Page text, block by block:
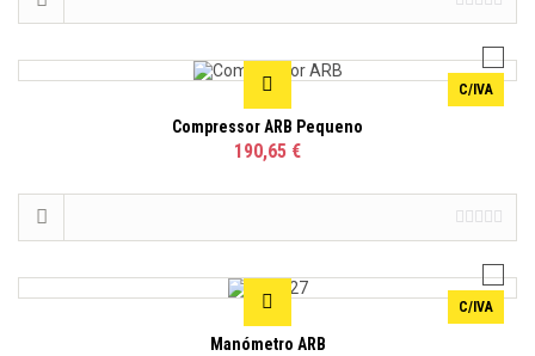
C/IVA
Compressor ARB Pequeno
190,65 €
C/IVA
Manómetro ARB